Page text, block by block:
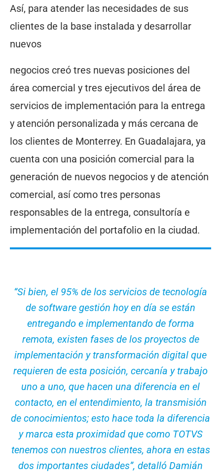
Así, para atender las necesidades de sus
clientes de la base instalada y desarrollar
nuevos
negocios creó tres nuevas posiciones del
área comercial y tres ejecutivos del área de
servicios de implementación para la entrega
y atención personalizada y más cercana de
los clientes de Monterrey. En Guadalajara, ya
cuenta con una posición comercial para la
generación de nuevos negocios y de atención
comercial, así como tres personas
responsables de la entrega, consultoría e
implementación del portafolio en la ciudad.
“Si bien, el 95% de los servicios de tecnología
de software gestión hoy en día se están
entregando e implementando de forma
remota, existen fases de los proyectos de
implementación y transformación digital que
requieren de esta posición, cercanía y trabajo
uno a uno, que hacen una diferencia en el
contacto, en el entendimiento, la transmisión
de conocimientos; esto hace toda la diferencia
y marca esta proximidad que como TOTVS
tenemos con nuestros clientes, ahora en estas
dos importantes ciudades”, detalló Damián